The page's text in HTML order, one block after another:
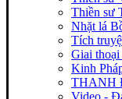
Thiền sư
Nhặt lá
Tích
Giai thoại
Kinh
THANH
Video -